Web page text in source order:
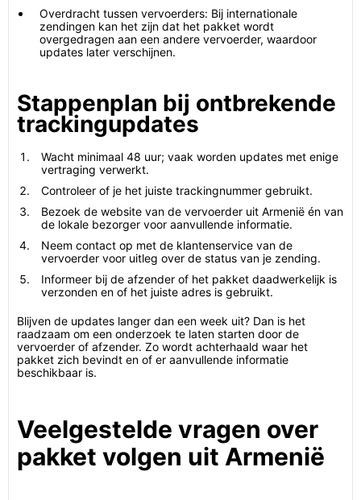
Overdracht tussen vervoerders: Bij internationale
zendingen kan het zijn dat het pakket wordt
overgedragen aan een andere vervoerder, waardoor
updates later verschijnen.
Stappenplan bij ontbrekende
trackingupdates
Wacht minimaal 48 uur; vaak worden updates met enige
vertraging verwerkt.
Controleer of je het juiste trackingnummer gebruikt.
Bezoek de website van de vervoerder uit Armenië én van
de lokale bezorger voor aanvullende informatie.
Neem contact op met de klantenservice van de
vervoerder voor uitleg over de status van je zending.
Informeer bij de afzender of het pakket daadwerkelijk is
verzonden en of het juiste adres is gebruikt.
Blijven de updates langer dan een week uit? Dan is het
raadzaam om een onderzoek te laten starten door de
vervoerder of afzender. Zo wordt achterhaald waar het
pakket zich bevindt en of er aanvullende informatie
beschikbaar is.
Veelgestelde vragen over
pakket volgen uit Armenië